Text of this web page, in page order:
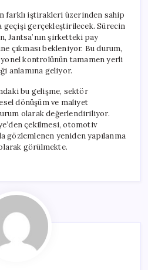
farklı iştirakleri üzerinden sahip
geçişi gerçekleştirilecek. Sürecin
Jantsa’nın şirketteki pay
çıkması bekleniyor. Bu durum,
kontrolünün tamamen yerli
anlamına geliyor.
bu gelişme, sektör
dönüşüm ve maliyet
olarak değerlendiriliyor.
çekilmesi, otomotiv
gözlemlenen yeniden yapılanma
görülmekte.